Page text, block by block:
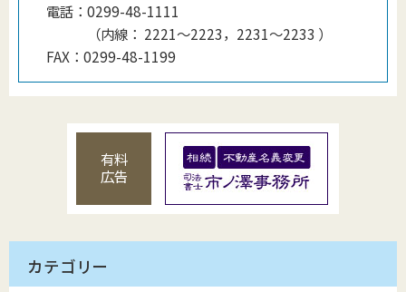
電話： 0299-48-1111
（内線 ： 2221〜2223，2231〜2233 ）
FAX： 0299-48-1199
有料
広告
カテゴリー